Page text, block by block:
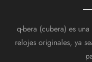
q-bera (cubera) es
relojes originales, ya